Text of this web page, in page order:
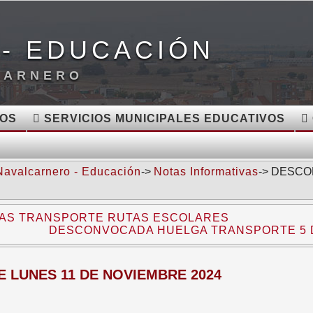
EDUCACIÓN
SERVICIOS MUNICIPALES EDUCATIVOS
- Educación-> Notas Informativas->
TRANSPORTE RUTAS ESCOLARES
DESCONVOCADA HUELGA TRANSPORTE 5
LUNES 11 DE NOVIEMBRE 2024